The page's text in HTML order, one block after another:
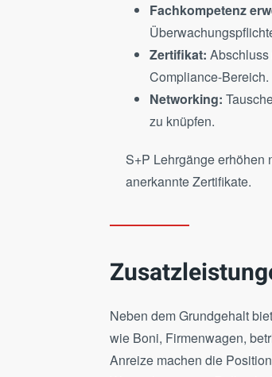
Fachkompetenz
Zertifikat: Abschluss
Compliance-Bereich.
Networking:
zu knüpfen.
S+P Lehrgänge erhöhen
anerkannte Zertifikate.
Neben dem Grundgehalt
wie Boni, Firmenwagen,
Anreize machen die